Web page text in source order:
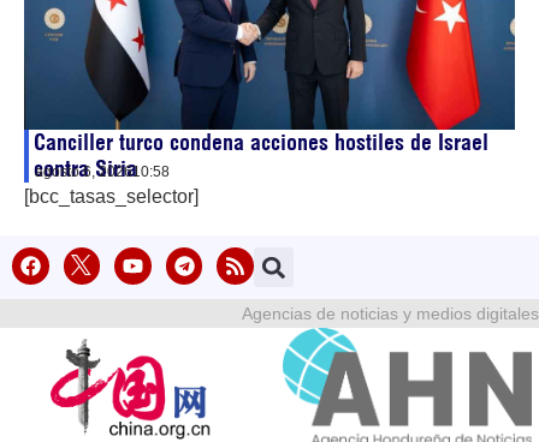
Canciller turco condena acciones hostiles de Israel
contra Siria
agosto 6, 202610:58
[bcc_tasas_selector]
Agencias de noticias y medios digitales